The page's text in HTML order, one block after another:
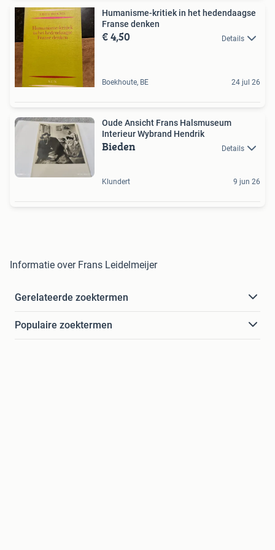
Humanisme-kritiek in het hedendaagse
Franse denken
€ 4,50 Details
Boekhoute, BE 24 jul 26
Oude Ansicht Frans Halsmuseum
Interieur Wybrand Hendrik
Bieden Details
Klundert 9 jun 26
Informatie over Frans Leidelmeijer
Gerelateerde zoektermen
Populaire zoektermen